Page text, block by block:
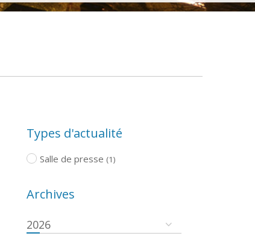
Types d'actualité
Salle de presse (1)
Archives
2026